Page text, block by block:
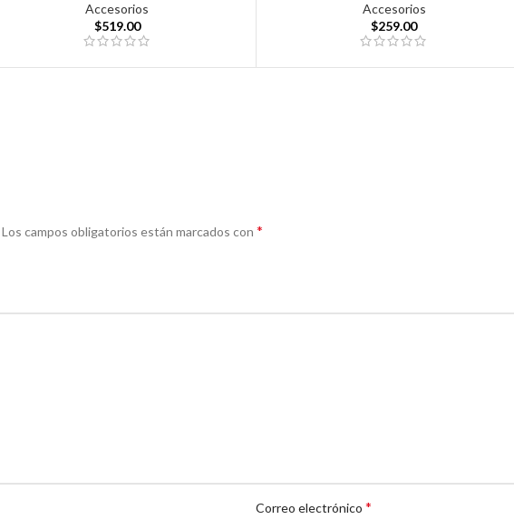
Accesorios
$519.00
Accesorios
$259.00
Los campos obligatorios están marcados con *
Correo electrónico *